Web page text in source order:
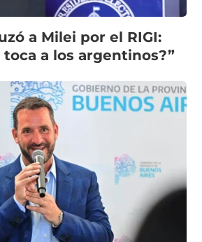
a Milei por el RIGI:
toca a los argentinos?”